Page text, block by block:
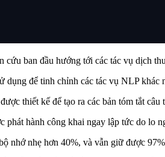
ban đầu hướng tới các tác vụ dịch
để tinh chỉnh các tác vụ NLP khác
thiết kế để tạo ra các bản tóm tắt câu
hành công khai ngay lập tức do lo
nhớ nhẹ hơn 40%, và vẫn giữ được